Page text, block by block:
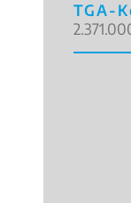
TGA-